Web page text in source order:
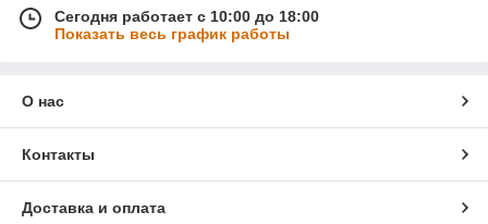
Сегодня работает с 10:00 до 18:00
Показать весь график работы
О нас
Контакты
Доставка и оплата